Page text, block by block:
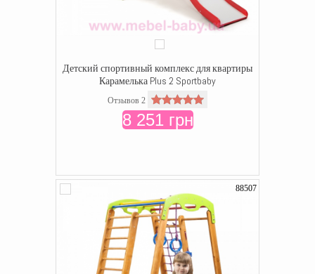
Детский спортивный комплекс для квартиры
Карамелька Plus 2 Sportbaby
Отзывов 2
8 251 грн
88507